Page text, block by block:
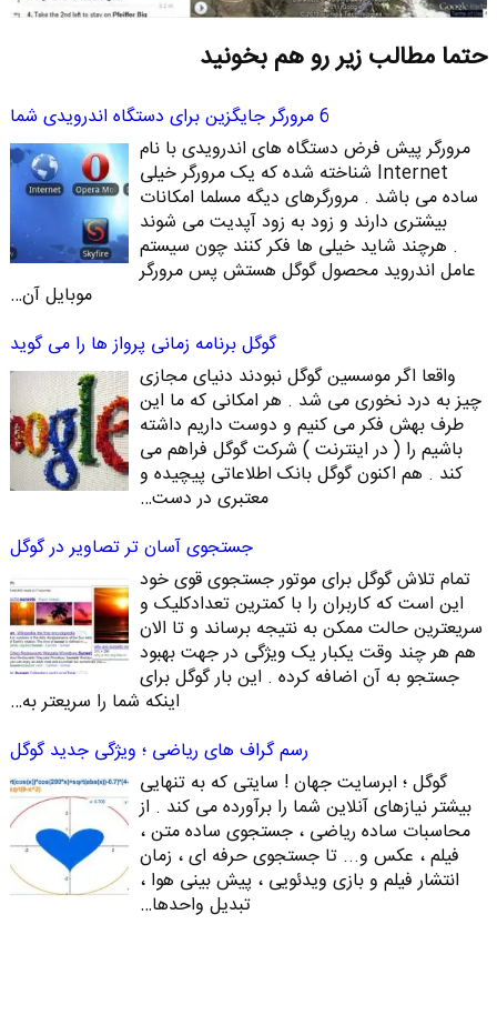
حتما مطالب زیر رو هم بخونید
6 مرورگر جایگزین برای دستگاه اندرویدی شما
مرورگر پیش فرض دستگاه های اندرویدی با نام
Internet شناخته شده که یک مرورگر خیلی
ساده می باشد . مرورگرهای دیگه مسلما امکانات
بیشتری دارند و زود به زود آپدیت می شوند
. هرچند شاید خیلی ها فکر کنند چون سیستم
عامل اندروید محصول گوگل هستش پس مرورگر
موبایل آن…
گوگل برنامه زمانی پرواز ها را می گوید
واقعا اگر موسسین گوگل نبودند دنیای مجازی
چیز به درد نخوری می شد . هر امکانی که ما این
طرف بهش فکر می کنیم و دوست داریم داشته
باشیم را ( در اینترنت ) شرکت گوگل فراهم می
کند . هم اکنون گوگل بانک اطلاعاتی پیچیده و
معتبری در دست…
جستجوی آسان تر تصاویر در گوگل
تمام تلاش گوگل برای موتور جستجوی قوی خود
این است که کاربران را با کمترین تعدادکلیک و
سریعترین حالت ممکن به نتیجه برساند و تا الان
هم هر چند وقت یکبار یک ویژگی در جهت بهبود
جستجو به آن اضافه کرده . این بار گوگل برای
اینکه شما را سریعتر به…
رسم گراف های ریاضی ؛ ویژگی جدید گوگل
گوگل ؛ ابرسایت جهان ! سایتی که به تنهایی
بیشتر نیازهای آنلاین شما را برآورده می کند . از
محاسبات ساده ریاضی ، جستجوی ساده متن ،
فیلم ، عکس و... تا جستجوی حرفه ای ، زمان
انتشار فیلم و بازی ویدئویی ، پیش بینی هوا ،
تبدیل واحدها…